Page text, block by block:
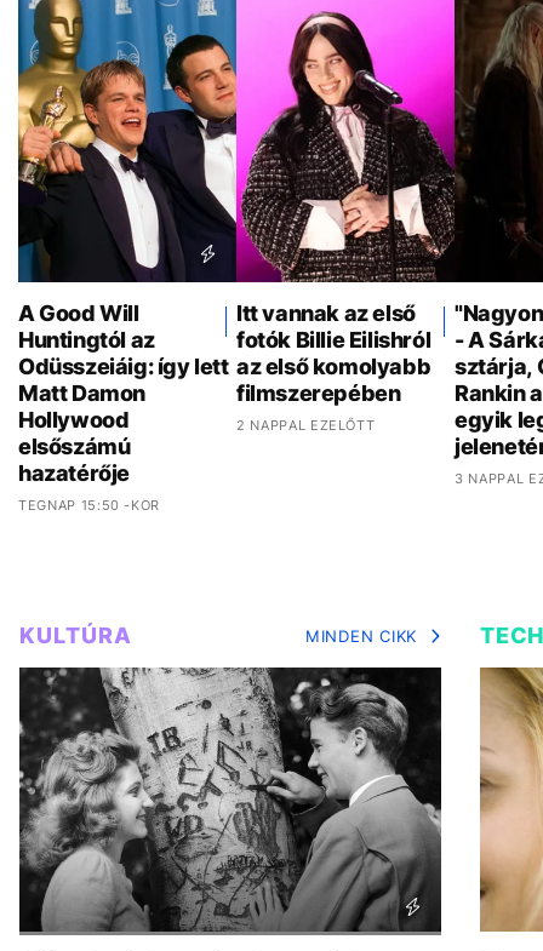
A Good Will
Huntingtól az
Odüsszeiáig: így lett
Matt Damon
Hollywood
elsőszámú
hazatérője
TEGNAP 15:50 -KOR
Itt vannak az első
fotók Billie Eilishról
az első komolyabb
filmszerepében
2 NAPPAL EZELŐTT
- A
sztárja,
Rankin
egyik
3 NAPPAL
KULTÚRA MINDEN CIKK